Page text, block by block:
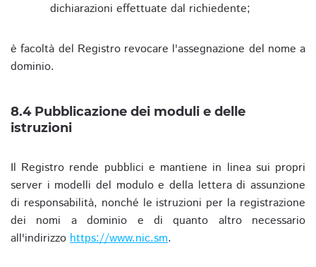
dichiarazioni effettuate dal richiedente;
è facoltà del Registro revocare l'assegnazione del nome a
dominio.
8.4 Pubblicazione dei moduli e delle
istruzioni
Il Registro rende pubblici e mantiene in linea sui propri
server i modelli del modulo e della lettera di assunzione
di responsabilità, nonché le istruzioni per la registrazione
dei nomi a dominio e di quanto altro necessario
all'indirizzo https://www.nic.sm.